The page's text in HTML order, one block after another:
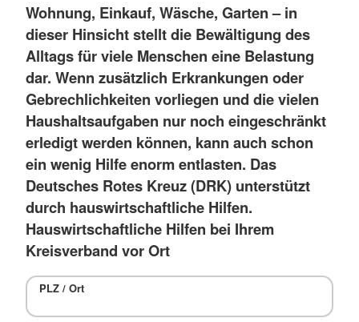
Wohnung, Einkauf, Wäsche, Garten – in
dieser Hinsicht stellt die Bewältigung des
Alltags für viele Menschen eine Belastung
dar. Wenn zusätzlich Erkrankungen oder
Gebrechlichkeiten vorliegen und die vielen
Haushaltsaufgaben nur noch eingeschränkt
erledigt werden können, kann auch schon
ein wenig Hilfe enorm entlasten. Das
Deutsches Rotes Kreuz (DRK) unterstützt
durch hauswirtschaftliche Hilfen.
Hauswirtschaftliche Hilfen bei Ihrem
Kreisverband vor Ort
PLZ / Ort